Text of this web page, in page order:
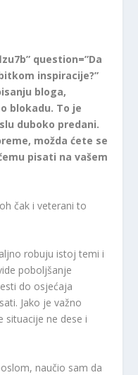
question=”Da
inspiracije?”
bloga,
blokadu. To je
duboko predani.
možda ćete se
pisati na vašem
čak i veterani to
robuju istoj temi i
poboljšanje
do osjećaja
Jako je važno
situacije ne dese i
naučio sam da